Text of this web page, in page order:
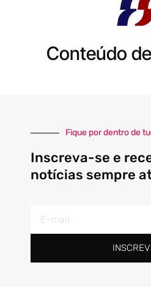
Conteúdo
Fique por dentro de
Inscreva-se e
notícias sempre
mail